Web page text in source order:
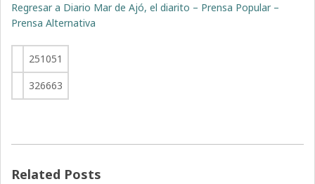
Regresar a Diario Mar de Ajó, el diarito – Prensa Popular –
Prensa Alternativa
251051
326663
Related Posts